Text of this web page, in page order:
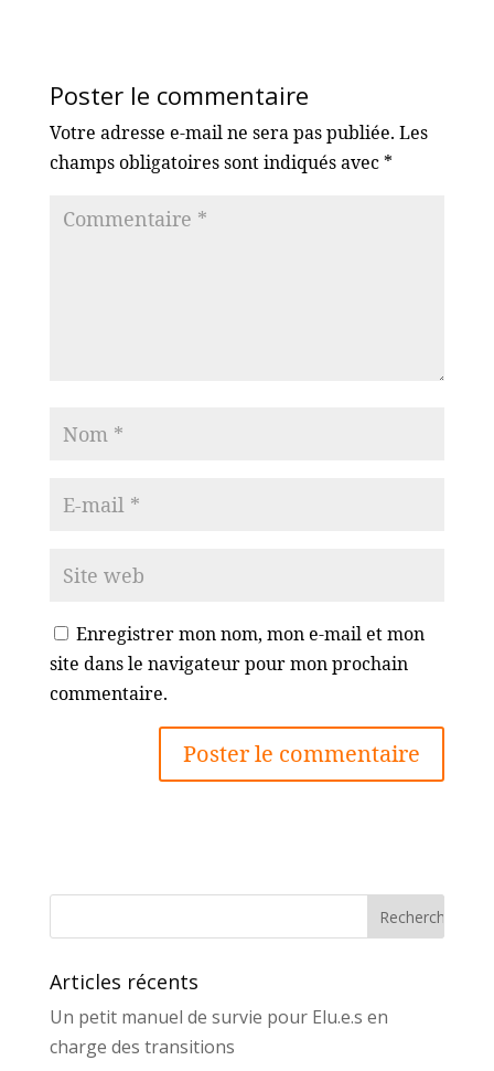
Poster le commentaire
Votre adresse e-mail ne sera pas publiée. Les
champs obligatoires sont indiqués avec *
Enregistrer mon nom, mon e-mail et mon
site dans le navigateur pour mon prochain
commentaire.
Articles récents
Un petit manuel de survie pour Elu.e.s en
charge des transitions